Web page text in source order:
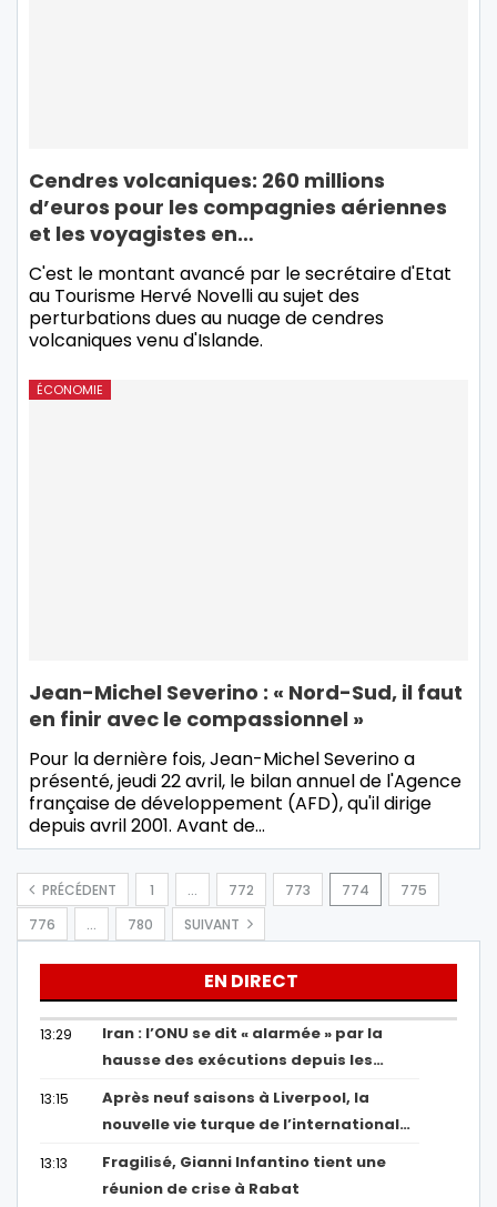
Cendres volcaniques: 260 millions
d’euros pour les compagnies aériennes
et les voyagistes en…
C'est le montant avancé par le secrétaire d'Etat
au Tourisme Hervé Novelli au sujet des
perturbations dues au nuage de cendres
volcaniques venu d'Islande.
ÉCONOMIE
Jean-Michel Severino : « Nord-Sud, il faut
en finir avec le compassionnel »
Pour la dernière fois, Jean-Michel Severino a
présenté, jeudi 22 avril, le bilan annuel de l'Agence
française de développement (AFD), qu'il dirige
depuis avril 2001. Avant de…
PRÉCÉDENT 1 … 772 773 774
775
776
… 780 SUIVANT
EN DIRECT
13:29
Iran : l’ONU se dit « alarmée » par la
hausse des exécutions depuis les…
13:15
Après neuf saisons à Liverpool, la
nouvelle vie turque de l’international…
13:13
Fragilisé, Gianni Infantino tient une
réunion de crise à Rabat